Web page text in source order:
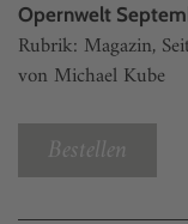
Opernwelt
Rubrik: Magazin,
von Michael Kube
Bestellen